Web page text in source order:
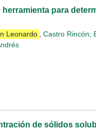
para
Leonardo , Castro Rincón,
de sólidos